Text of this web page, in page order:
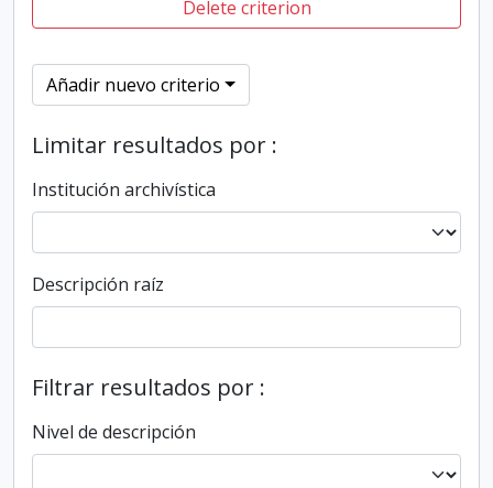
Delete criterion
Añadir nuevo criterio
Limitar resultados por :
Institución archivística
Descripción raíz
Filtrar resultados por :
Nivel de descripción